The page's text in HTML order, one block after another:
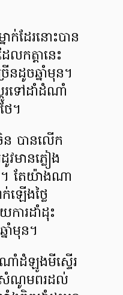
ក់ដែរនោះបាន
កត្តានេះ
នដូចឆ្នាំមុន។
រទៅដាំដំណាំ
ែ។
ន បានលើក
មានភ្លៀង
។ តែយ៉ាងណា
ឡើងថ្លៃ
ារដាំដុះ
ាំមុន។
ណាំដំឡូងមីស្ទើរ
សំណូមពរដល់